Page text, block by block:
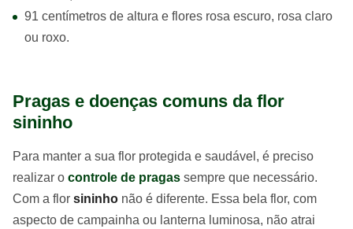
91 centímetros de altura e flores rosa escuro, rosa claro
ou roxo.
Pragas e doenças comuns da flor
sininho
Para manter a sua flor protegida e saudável, é preciso
realizar o controle de pragas sempre que necessário.
Com a flor sininho não é diferente. Essa bela flor, com
aspecto de campainha ou lanterna luminosa, não atrai